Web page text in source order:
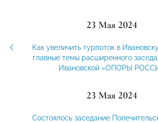
23 Мая 2024
Как увеличить турпоток в
главные темы расширенного
Ивановской «ОПОРЫ
23 Мая 2024
Состоялось заседание